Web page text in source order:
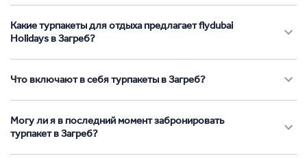
Какие турпакеты для отдыха предлагает flydubai
Holidays в Загреб?
Что включают в себя турпакеты в Загреб?
Могу ли я в последний момент забронировать
турпакет в Загреб?